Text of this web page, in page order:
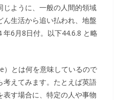
じように、一般の人間的領域
生活から追い払われ、地盤
6月8日付。以下44.6.8 と略
とは何を意味しているので
考えてみます。たとえば英語
す場合に、特定の人や事物